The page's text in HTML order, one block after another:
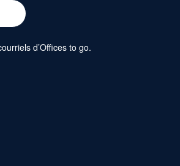
d’Offices to go.